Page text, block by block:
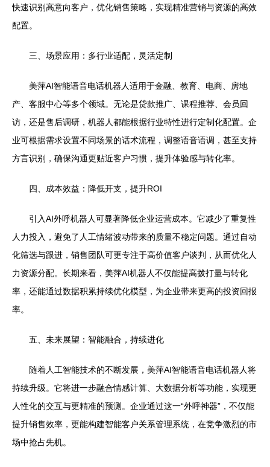
快速识别高意向客户，优化销售策略，实现精准营销与资源的高效
配置。
三、场景应用：多行业适配，灵活定制
美萍AI智能语音电话机器人适用于金融、教育、电商、房地
产、客服中心等多个领域。无论是贷款推广、课程推荐、会员回
访，还是售后调研，机器人都能根据行业特性进行定制化配置。企
业可根据需求设置不同场景的话术流程，调整语音语调，甚至支持
方言识别，确保沟通更贴近客户习惯，提升体验感与转化率。
四、成本效益：降低开支，提升ROI
引入AI外呼机器人可显著降低企业运营成本。它减少了重复性
人力投入，避免了人工情绪波动带来的质量不稳定问题。通过自动
化筛选与跟进，销售团队可更专注于高价值客户谈判，从而优化人
力资源分配。长期来看，美萍AI机器人不仅能提高拨打量与转化
率，还能通过数据积累持续优化模型，为企业带来更高的投资回报
率。
五、未来展望：智能融合，持续进化
随着人工智能技术的不断发展，美萍AI智能语音电话机器人将
持续升级。它将进一步融合情感计算、大数据分析等功能，实现更
人性化的交互与更精准的预测。企业通过这一“外呼神器”，不仅能
提升销售效率，更能构建智能客户关系管理系统，在竞争激烈的市
场中抢占先机。